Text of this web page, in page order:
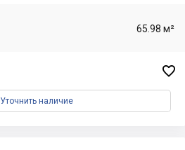
65.98 м²

Уточнить наличие